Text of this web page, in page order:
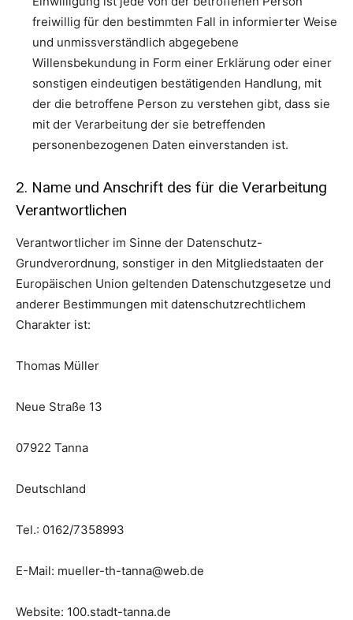
freiwillig für den bestimmten Fall in informierter Weise
und unmissverständlich abgegebene
Willensbekundung in Form einer Erklärung oder einer
sonstigen eindeutigen bestätigenden Handlung, mit
der die betroffene Person zu verstehen gibt, dass sie
mit der Verarbeitung der sie betreffenden
personenbezogenen Daten einverstanden ist.
2. Name und Anschrift des für die Verarbeitung
Verantwortlichen
Verantwortlicher im Sinne der Datenschutz-
Grundverordnung, sonstiger in den Mitgliedstaaten der
Europäischen Union geltenden Datenschutzgesetze und
anderer Bestimmungen mit datenschutzrechtlichem
Charakter ist:
Thomas Müller
Neue Straße 13
07922 Tanna
Deutschland
Tel.: 0162/7358993
E-Mail: mueller-th-tanna@web.de
Website: 100.stadt-tanna.de